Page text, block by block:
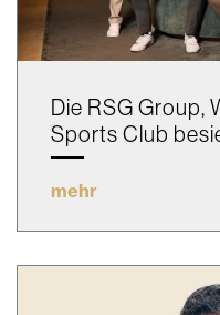
Die RSG Group,
Sports Club
mehr